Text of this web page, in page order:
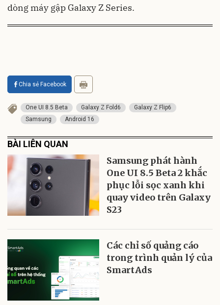
dòng máy gập Galaxy Z Series.
Chia sẻ Facebook
One UI 8.5 Beta Galaxy Z Fold6
Galaxy Z Flip6
Samsung
Android 16
BÀI LIÊN QUAN
Samsung phát hành
One UI 8.5 Beta 2 khắc
phục lỗi sọc xanh khi
quay video trên Galaxy
S23
Các chỉ số quảng cáo
trong trình quản lý của
SmartAds